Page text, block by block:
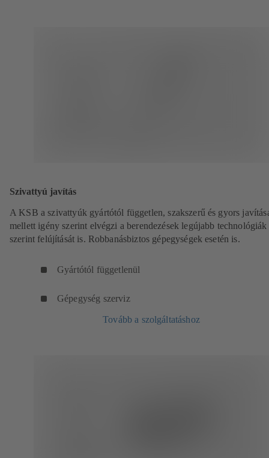
Szivattyú javítás
A KSB a szivattyúk gyártótól független, szakszerű és gyors
mellett igény szerint elvégzi a berendezések legújabb technológiák
szerint felújítását is. Robbanásbiztos gépegységek esetén is.
Gyártótól függetlenül
Gépegység szerviz
Tovább a szolgáltatáshoz